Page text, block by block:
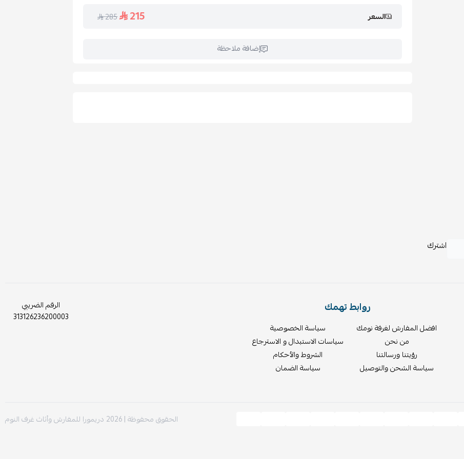
ج: نعم، الحشوة وسط صيفية تمنحك الراحة دون إحساس بالحرارة الزائدة.
ج: نعم، الشرشف بمغاط كامل لثبات مثالي على المرتبة.
السعر 215
285
إضافة ملاحظة
اشترك
روابط تهمك
افضل المفارش لغرفة نومك
من نحن
رؤيتنا ورسالتنا
سياسة الشحن والتوصيل
سياسة الخصوصية
سياسات الاستبدال و الاسترجاع
الشروط والأحكام
سياسة الضمان
الرقم الضريبي
313126236200003
الحقوق محفوظة | 2026 دريمورا للمفارش وأثاث غرف النوم